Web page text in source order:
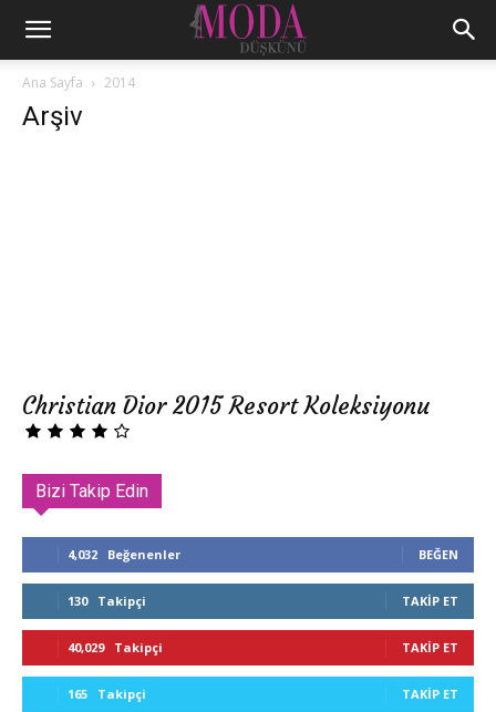
Ana Sayfa 2014
Arşiv
Christian Dior 2015 Resort Koleksiyonu
Bizi Takip Edin
4,032 Beğenenler BEĞEN
130 Takipçi TAKIP ET
40,029 Takipçi TAKIP ET
165 Takipçi TAKIP ET